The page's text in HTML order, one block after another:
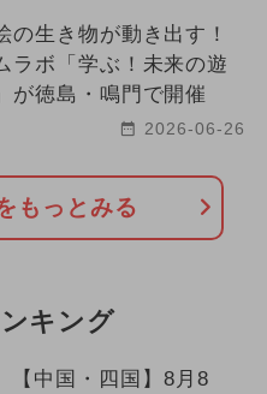
の生き物が動き出す！
ラボ「学ぶ！未来の遊
が徳島・鳴門で開催
2026-06-26
もっとみる
キング
【中国・四国】8月8